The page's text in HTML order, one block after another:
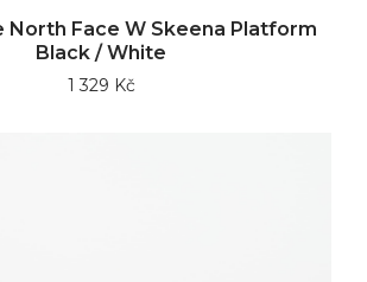
North Face W Skeena Platform
Black / White
1 329 Kč